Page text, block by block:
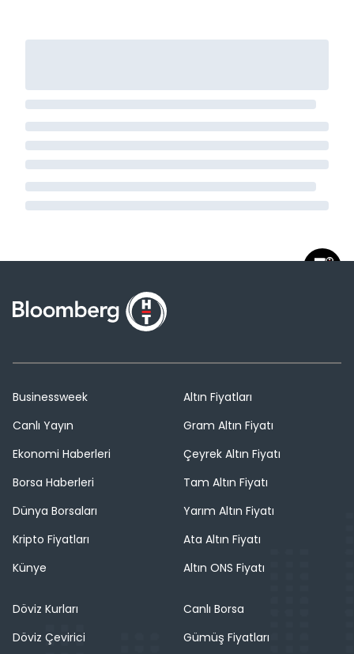
Businessweek
Canlı Yayın
Ekonomi Haberleri
Borsa Haberleri
Dünya Borsaları
Kripto Fiyatları
Künye
Altın Fiyatları
Gram Altın Fiyatı
Çeyrek Altın Fiyatı
Tam Altın Fiyatı
Yarım Altın Fiyatı
Ata Altın Fiyatı
Altın ONS Fiyatı
Döviz Kurları
Döviz Çevirici
Canlı Borsa
Gümüş Fiyatları